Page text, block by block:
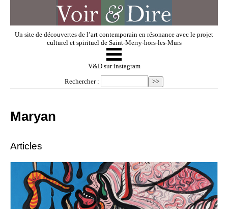
Un site de découvertes de l’art contemporain en résonance avec le projet
culturel et spirituel de Saint-Merry-hors-les-Murs
V & D
Regarder
Dossiers
☰
V&D sur instagram
Rechercher :
Maryan
Articles